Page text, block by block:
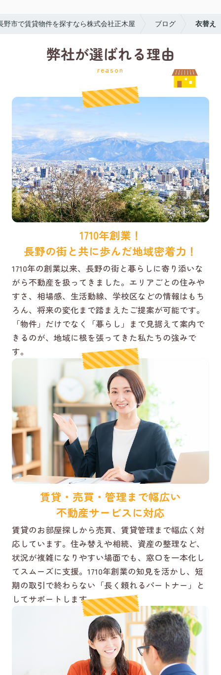
野市で賃貸物件を探すなら株式会社正木屋 ブログ 衣替え
弊社が選ばれる理由
reason
1710年創業！
長野の街と共に歩んだ地域密着力！
1710年の創業以来、長野の街と暮らしに寄り添いな
がら不動産を扱ってきました。エリアごとの住みや
すさ、相場感、生活動線、学校区などの情報はもち
ろん、将来の変化まで踏まえたご提案が可能です。
「物件」だけでなく「暮らし」まで見据えて案内で
きるのが、地域に根を張ってきた私たちの強みで
す。
賃貸・売買・管理まで幅広い
不動産サービスに対応
賃貸のお部屋探しから売買、賃貸管理まで幅広く対
応しています。住み替えや相続、資産の整理など、
状況が複雑になりやすい場面でも、窓口を一本化し
てスムーズに支援。1710年創業の知見を活かし、短
期の取引で終わらない「長く頼れるパートナー」と
してサポートします。